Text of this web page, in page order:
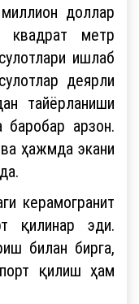
доллар
квадрат метр
ишлаб
деярли
тайёрланиши
баробар арзон.
ҳажмда экани
керамогранит
қилинар эди.
билан бирга,
қилиш ҳам